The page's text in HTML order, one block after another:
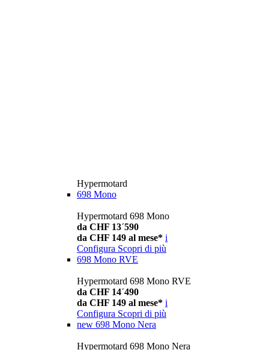
Hypermotard
698 Mono
Hypermotard 698 Mono
da CHF 13´590
da CHF 149 al mese* i
Configura Scopri di più
698 Mono RVE
Hypermotard 698 Mono RVE
da CHF 14´490
da CHF 149 al mese* i
Configura Scopri di più
new 698 Mono Nera
Hypermotard 698 Mono Nera